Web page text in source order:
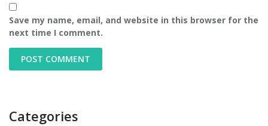
Save my name, email, and website in this browser for the
next time I comment.
Categories